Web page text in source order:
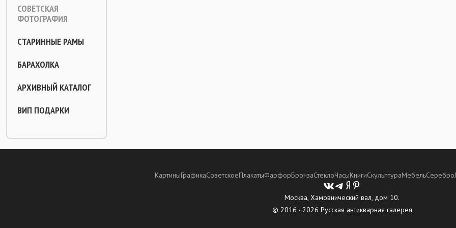
СОВЕТСКАЯ
ФОТОГРАФИЯ
СТАРИННЫЕ РАМЫ
БАРАХОЛКА
АРХИВНЫЙ КАТАЛОГ
ВИП ПОДАРКИ
КартиныГрафикаСоветскоеПлакатыФарфорБронзаСтеклоЧасыКнигиСкульптураМебельСеребро
Москва, Хамовнический вал, дом 10.
© 2016 - 2026 Русская антикварная галерея